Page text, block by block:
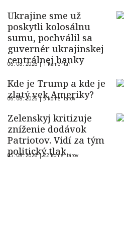
Ukrajine sme už
poskytli kolosálnu
sumu, pochválil sa
guvernér ukrajinskej
centrálnej banky
06. 08. 2026 |1 komentár
Kde je Trump a kde je
zlatý vek Ameriky?
06. 08. 2026 |5 komentárov
Zelenskyj kritizuje
zníženie dodávok
Patriotov. Vidí za tým
politický tlak
05. 08. 2026 |22 komentárov